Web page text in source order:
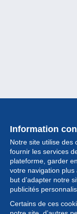
Information
Notre site utilise des
fournir les services
plateforme, garder
votre navigation
but d’adapter notre
publicités
Certains de ces
Collection
Actualités